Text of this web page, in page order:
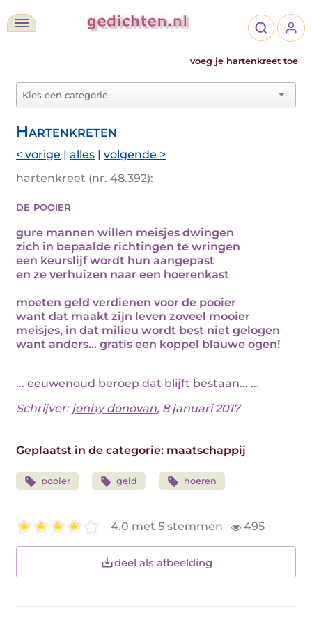
voeg je hartenkreet toe
Hartenkreten
< vorige | alles | volgende >
hartenkreet (nr. 48.392):
de pooier
gure mannen willen meisjes dwingen
zich in bepaalde richtingen te wringen
een keurslijf wordt hun aangepast
en ze verhuizen naar een hoerenkast
moeten geld verdienen voor de pooier
want dat maakt zijn leven zoveel mooier
meisjes, in dat milieu wordt best niet gelogen
want anders… gratis een koppel blauwe ogen!
... eeuwenoud beroep dat blijft bestaan... ...
Schrijver: jonhy donovan, 8 januari 2017
Geplaatst in de categorie: maatschappij
pooier geld hoeren
4.0 met 5 stemmen 495
deel als afbeelding